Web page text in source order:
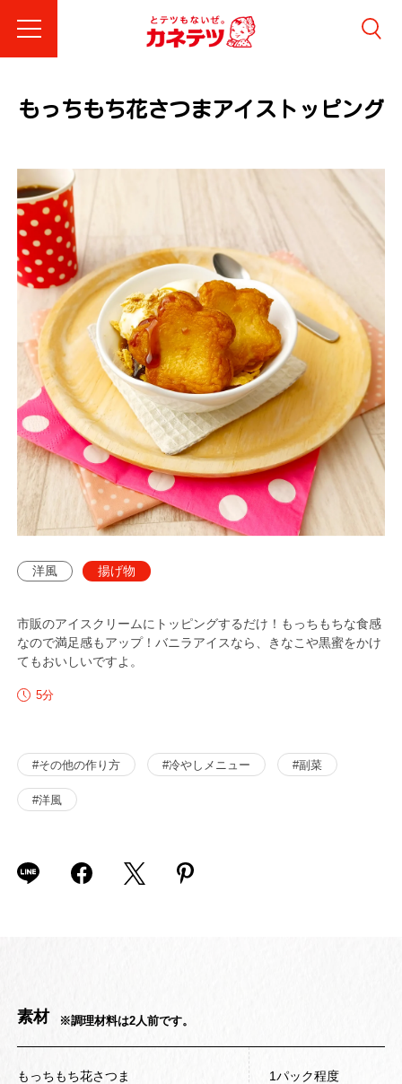
もっちもち花さつまアイストッピング
洋風 揚げ物
市販のアイスクリームにトッピングするだけ！もっちもちな食感
なので満足感もアップ！バニラアイスなら、きなこや黒蜜をかけ
てもおいしいですよ。
5分
#その他の作り方 #冷やしメニュー #副菜
#洋風
素材 ※調理材料は2人前です。
もっちもち花さつま 1パック程度